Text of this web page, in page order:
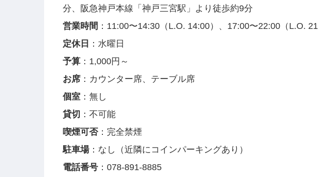
分、阪急神戸本線「神戸三宮駅」より徒歩約9分
営業時間 ：11:00〜14:30（L.O. 14:00）、17:00〜22:00（L.O.
定休日 ：水曜日
予算：1,000円～
お席：カウンター席、テーブル席
個室：無し
貸切 ：不可能
喫煙可否：完全禁煙
駐車場：なし（近隣にコインパーキングあり）
電話番号：078-891-8885